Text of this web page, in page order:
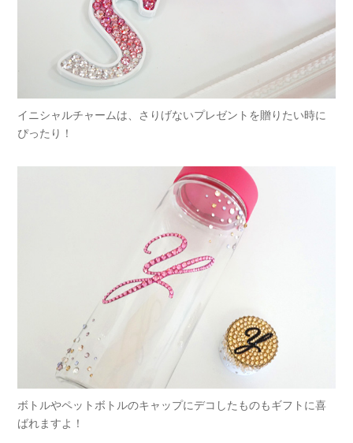
イニシャルチャームは、さりげないプレゼントを贈りたい時に
ぴったり！
ボトルやペットボトルのキャップにデコしたものもギフトに喜
ばれますよ！